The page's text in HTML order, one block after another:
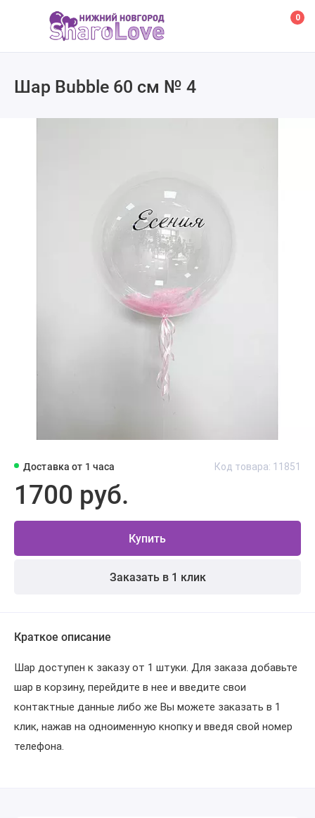
0
Шар Bubble 60 см № 4
Доставка от 1 часа Код товара: 11851
1700 руб.
Купить
Заказать в 1 клик
Краткое описание
Шар доступен к заказу от 1 штуки. Для заказа добавьте
шар в корзину, перейдите в нее и введите свои
контактные данные либо же Вы можете заказать в 1
клик, нажав на одноименную кнопку и введя свой номер
телефона.